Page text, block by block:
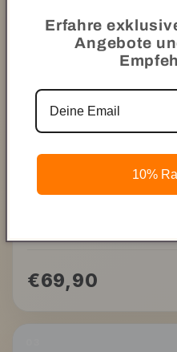
PULSERA
€69,90
Erfahre
Angebote
10%